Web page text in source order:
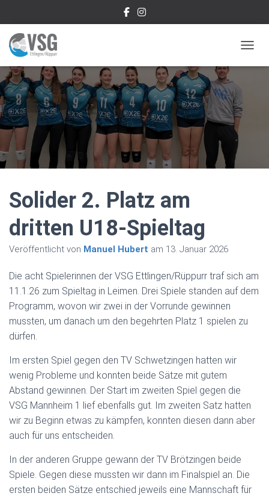
Solider 2. Platz am
dritten U18-Spieltag
Veröffentlicht von Manuel Hubert am 13. Januar 2026
Die acht Spielerinnen der VSG Ettlingen/Rüppurr traf sich am
11.1.26 zum Spieltag in Leimen. Drei Spiele standen auf dem
Programm, wovon wir zwei in der Vorrunde gewinnen
mussten, um danach um den begehrten Platz 1 spielen zu
dürfen.
Im ersten Spiel gegen den TV Schwetzingen hatten wir
wenig Probleme und konnten beide Sätze mit gutem
Abstand gewinnen. Der Start im zweiten Spiel gegen die
VSG Mannheim 1 lief ebenfalls gut. Im zweiten Satz hatten
wir zu Beginn etwas zu kämpfen, konnten diesen dann aber
auch für uns entscheiden.
In der anderen Gruppe gewann der TV Brötzingen beide
Spiele. Gegen diese mussten wir dann im Finalspiel an. Die
ersten beiden Sätze entschied jeweils eine Mannschaft für